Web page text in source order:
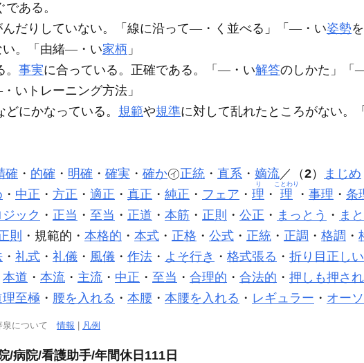
ある。
んだりしていない。「線に沿って―・く並べる」「―・い姿勢
い。「由緒―・い家柄 」
事実に合っている。正確である。「―・い解答のしかた」「
いトレーニング方法」
どにかなっている。 規範や規準に対して乱れたところがない
確 ・ 的確 ・ 明確 ・ 確実 ・ 確か㋑正統 ・ 直系 ・ 嫡流／（2） まじめ
・ 中正 ・ 方正 ・ 適正 ・ 真正 ・ 純正 ・ フェア ・ 理
り
・ 理
ことわり
・ 事理 ・ 条
ジック ・ 正当 ・ 至当 ・ 正道 ・ 本筋 ・ 正則 ・ 公正 ・ まっとう ・ ま
則 ・規範的・ 本格的 ・ 本式 ・ 正格 ・ 公式 ・ 正統 ・ 正調 ・ 格調 ・
・ 礼式 ・ 礼儀 ・ 風儀 ・ 作法 ・ よそ行き ・ 格式張る ・ 折り目正しい
本道 ・ 本流 ・ 主流 ・ 中正 ・ 至当 ・ 合理的 ・ 合法的 ・ 押しも押さ
理至極 ・ 腰を入れる ・ 本腰 ・ 本腰を入れる ・ レギュラー ・ オー
泉について情報 凡例
/病院/看護助手/年間休日111日